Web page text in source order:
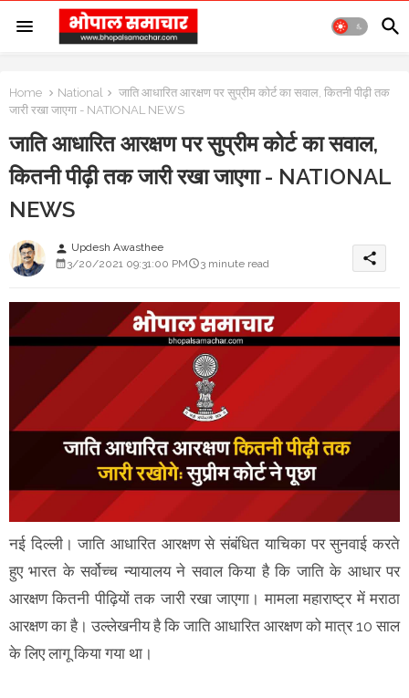
Home National
जाति आधारित आरक्षण पर सुप्रीम कोर्ट का सवाल, कितनी पीढ़ी तक
जारी रखा जाएगा - NATIONAL NEWS
जाति आधारित आरक्षण पर सुप्रीम कोर्ट का सवाल,
कितनी पीढ़ी तक जारी रखा जाएगा - NATIONAL
NEWS
person Updesh Awasthee
3/20/2021 09:31:00 PM
3 minute read share
नई दिल्ली। जाति आधारित आरक्षण से संबंधित याचिका पर सुनवाई करते
हुए भारत के सर्वोच्च न्यायालय ने सवाल किया है कि जाति के आधार पर
आरक्षण कितनी पीढ़ियों तक जारी रखा जाएगा। मामला महाराष्ट्र में मराठा
आरक्षण का है। उल्लेखनीय है कि जाति आधारित आरक्षण को मात्र 10 साल
के लिए लागू किया गया था।